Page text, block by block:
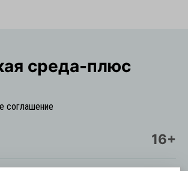
cреда-плюс
соглашение
16+